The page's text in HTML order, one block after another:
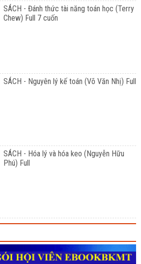
SÁCH - Đánh thức tài năng toán học (Terry
Chew) Full 7 cuốn
SÁCH - Nguyên lý kế toán (Võ Văn Nhị) Full
SÁCH - Hóa lý và hóa keo (Nguyễn Hữu
Phú) Full